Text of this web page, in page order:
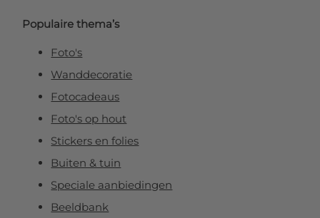
Populaire thema’s
Foto's
Wanddecoratie
Fotocadeaus
Foto's op hout
Stickers en folies
Buiten & tuin
Speciale aanbiedingen
Beeldbank